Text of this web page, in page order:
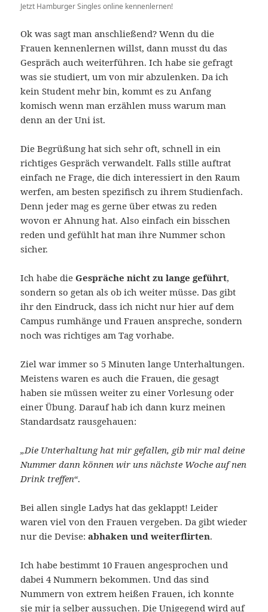
Jetzt Hamburger Singles online kennenlernen!
Ok was sagt man anschließend? Wenn du die
Frauen kennenlernen willst, dann musst du das
Gespräch auch weiterführen. Ich habe sie gefragt
was sie studiert, um von mir abzulenken. Da ich
kein Student mehr bin, kommt es zu Anfang
komisch wenn man erzählen muss warum man
denn an der Uni ist.
Die Begrüßung hat sich sehr oft, schnell in ein
richtiges Gespräch verwandelt. Falls stille auftrat
einfach ne Frage, die dich interessiert in den Raum
werfen, am besten spezifisch zu ihrem Studienfach.
Denn jeder mag es gerne über etwas zu reden
wovon er Ahnung hat. Also einfach ein bisschen
reden und gefühlt hat man ihre Nummer schon
sicher.
Ich habe dieGespräche nicht zu lange geführt,
sondern so getan als ob ich weiter müsse. Das gibt
ihr den Eindruck, dass ich nicht nur hier auf dem
Campus rumhänge und Frauen anspreche, sondern
noch was richtiges am Tag vorhabe.
Ziel war immer so 5 Minuten lange Unterhaltungen.
Meistens waren es auch die Frauen, die gesagt
haben sie müssen weiter zu einer Vorlesung oder
einer Übung. Darauf hab ich dann kurz meinen
Standardsatz rausgehauen:
„Die Unterhaltung hat mir gefallen, gib mir mal deine
Nummer dann können wir uns nächste Woche auf nen
Drink treffen“.
Bei allen single Ladys hat das geklappt! Leider
waren viel von den Frauen vergeben. Da gibt wieder
nur die Devise:abhaken und weiterflirten.
Ich habe bestimmt 10 Frauen angesprochen und
dabei 4 Nummern bekommen. Und das sind
Nummern von extrem heißen Frauen, ich konnte
sie mir ja selber aussuchen. Die Unigegend wird auf